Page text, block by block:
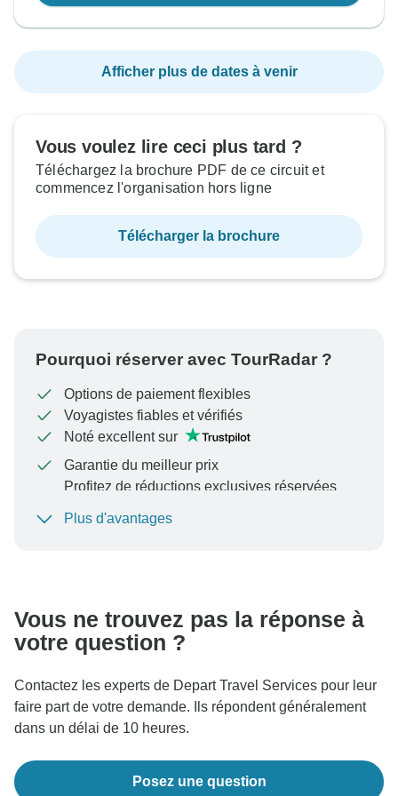
Afficher plus de dates à venir
Vous voulez lire ceci plus tard ?
Téléchargez la brochure PDF de ce circuit et
commencez l'organisation hors ligne
Télécharger la brochure
Pourquoi réserver avec TourRadar ?
Options de paiement flexibles
Voyagistes fiables et vérifiés
Noté excellent sur
Garantie du meilleur prix
Profitez de réductions exclusives réservées
Plus d'avantages
Vous ne trouvez pas la réponse à
votre question ?
Contactez les experts de Depart Travel Services pour leur
faire part de votre demande. Ils répondent généralement
dans un délai de 10 heures.
Posez une question